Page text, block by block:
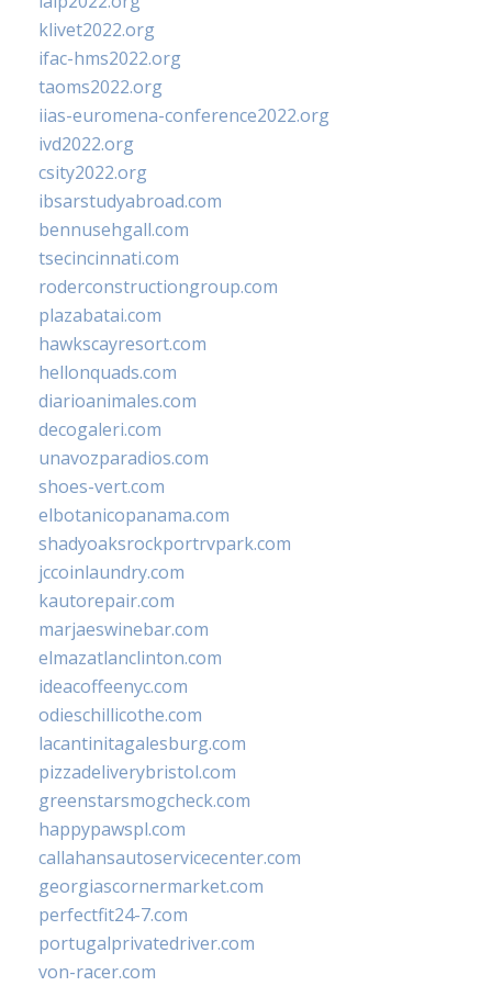
klivet2022.org
ifac-hms2022.org
taoms2022.org
iias-euromena-conference2022.org
ivd2022.org
csity2022.org
ibsarstudyabroad.com
bennusehgall.com
tsecincinnati.com
roderconstructiongroup.com
plazabatai.com
hawkscayresort.com
hellonquads.com
diarioanimales.com
decogaleri.com
unavozparadios.com
shoes-vert.com
elbotanicopanama.com
shadyoaksrockportrvpark.com
jccoinlaundry.com
kautorepair.com
marjaeswinebar.com
elmazatlanclinton.com
ideacoffeenyc.com
odieschillicothe.com
lacantinitagalesburg.com
pizzadeliverybristol.com
greenstarsmogcheck.com
happypawspl.com
callahansautoservicecenter.com
georgiascornermarket.com
perfectfit24-7.com
portugalprivatedriver.com
von-racer.com